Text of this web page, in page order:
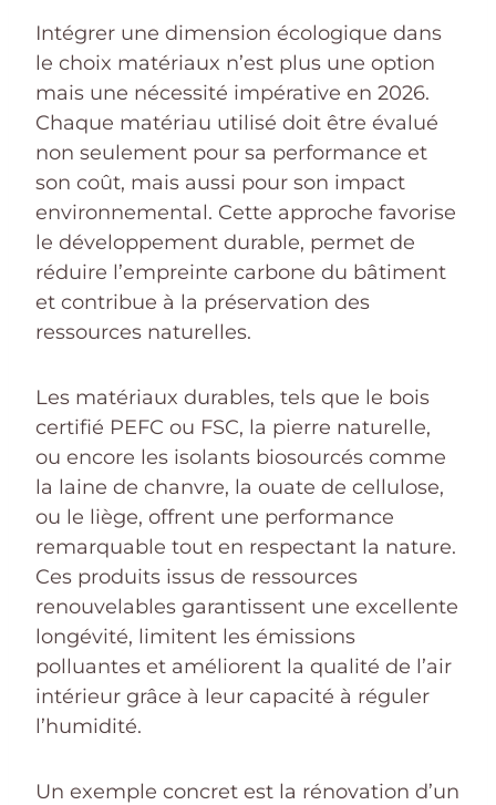
Intégrer une dimension écologique dans
le choix matériaux n’est plus une option
mais une nécessité impérative en 2026.
Chaque matériau utilisé doit être évalué
non seulement pour sa performance et
son coût, mais aussi pour son impact
environnemental. Cette approche favorise
le développement durable, permet de
réduire l’empreinte carbone du bâtiment
et contribue à la préservation des
ressources naturelles.
Les matériaux durables, tels que le bois
certifié PEFC ou FSC, la pierre naturelle,
ou encore les isolants biosourcés comme
la laine de chanvre, la ouate de cellulose,
ou le liège, offrent une performance
remarquable tout en respectant la nature.
Ces produits issus de ressources
renouvelables garantissent une excellente
longévité, limitent les émissions
polluantes et améliorent la qualité de l’air
intérieur grâce à leur capacité à réguler
l’humidité.
Un exemple concret est la rénovation d’un